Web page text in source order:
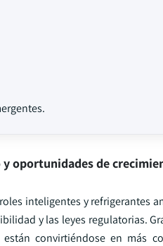
oportunidades de
inteligentes y refrigerantes
y las leyes regulatorias.
convirtiéndose en más